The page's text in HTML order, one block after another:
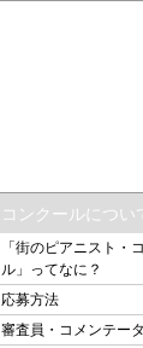
コンクールについ
「街のピアニスト・
ル」ってなに？
応募方法
審査員・コメンテー